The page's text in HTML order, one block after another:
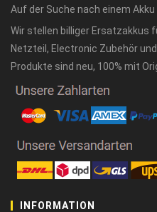
Auf der Suche nach einem
Wir stellen billiger Ersatzakkus
Netzteil, Electronic Zubehör
Produkte sind neu, 100% mit
INFORMATION